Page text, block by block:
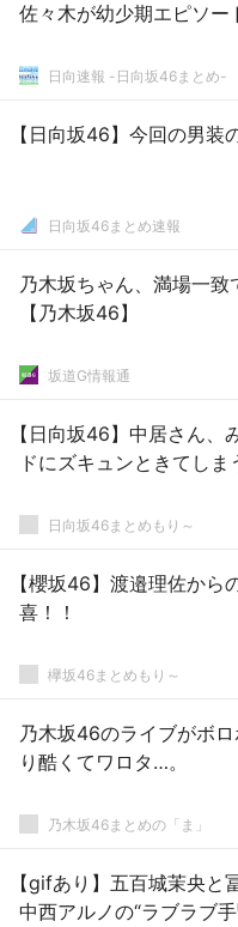
佐々木が幼少期エピソー
日向速報 -日向坂46まとめ-
【日向坂46】今回の男装
日向坂46まとめ速報
乃木坂ちゃん、満場一致
【乃木坂46】
坂道G情報通
【日向坂46】中居さん、
ドにズキュンときてしま
日向坂46まとめもり～
【櫻坂46】渡邉理佐から
喜！！
欅坂46まとめもり～
乃木坂46のライブがボ
り酷くてワロタ…。
乃木坂46まとめの「ま」
【gifあり】五百城茉央と
中西アルノの“ラブラブ